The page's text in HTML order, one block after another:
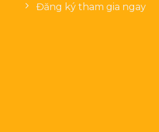
Đăng ký tham gia ngay